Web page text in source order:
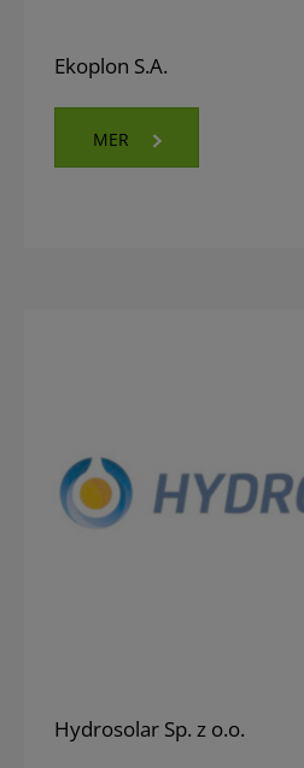
Ekoplon S.A.
MER
Hydrosolar Sp. z o.o.